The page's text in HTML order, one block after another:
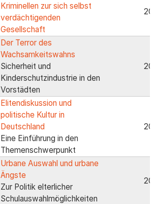
Kriminellen zur sich selbst
verdächtigenden
Gesellschaft
Der Terror des
Wachsamkeitswahns
Sicherheit und
Kinderschutzindustrie in den
Vorstädten
Elitendiskussion und
politische Kultur in
Deutschland
Eine Einführung in den
Themenschwerpunkt
Urbane Auswahl und urbane
Ängste
Zur Politik elterlicher
Schulauswahlmöglichkeiten